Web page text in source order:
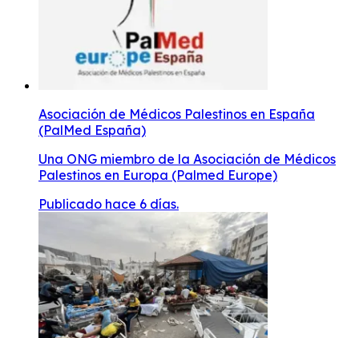
Asociación de Médicos Palestinos en España
(PalMed España)
Una ONG miembro de la Asociación de Médicos
Palestinos en Europa (Palmed Europe)
Publicado hace 6 días.